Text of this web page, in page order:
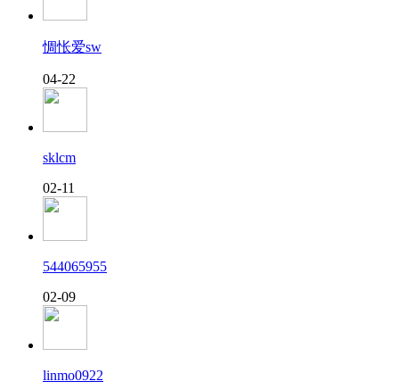
惆怅爱sw
04-22
sklcm
02-11
544065955
02-09
linmo0922